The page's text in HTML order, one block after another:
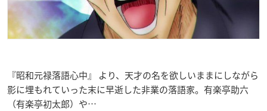
『昭和元禄落語心中』 より、天才の名を欲しいままにしながら
影に埋もれていった末に早逝した非業の落語家。有楽亭助六
（有楽亭初太郎）や…